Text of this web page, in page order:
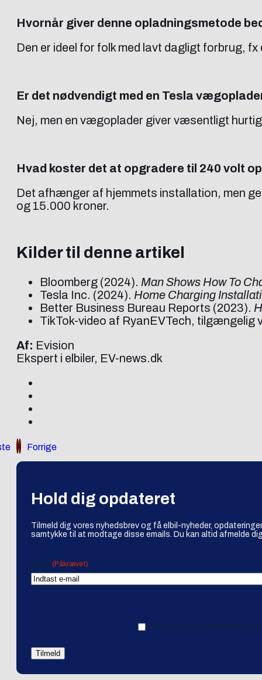
Hvornår giver denne opladningsmetode
Den er ideel for folk med lavt dagligt forbrug,
Er det nødvendigt med en Tesla
Nej, men en vægoplader giver væsentligt
Hvad koster det at opgradere til 240 volt
Det afhænger af hjemmets installation, men
og 15.000 kroner.
Kilder til denne artikel
Bloomberg (2024). Man Shows How To
Tesla Inc. (2024). Home Charging
Better Business Bureau Reports (2023).
TikTok-video af RyanEVTech, tilgængelig
Af: Evision
Ekspert i elbiler, EV-news.dk
Forrige
Hold dig opdateret
Tilmeld dig vores nyhedsbrev og få elbil-nyheder,
samtykke til at modtage disse emails. Du kan altid afmelde
Email (Påkrævet)
Ja tak, jeg vil gerne modtage